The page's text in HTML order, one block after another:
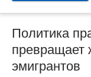
Политика
превращает
эмигрантов